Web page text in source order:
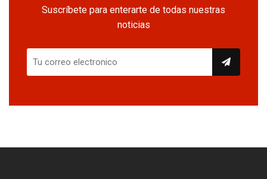
Suscríbete para enterarte de todas nuestras
noticias